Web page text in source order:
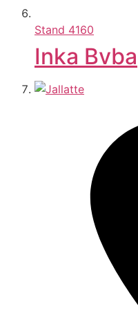
Stand 4160
Inka Bvba